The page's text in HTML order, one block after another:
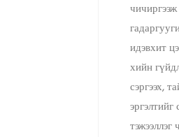
идэвхит
хийн
сэргээх,
эргэлтийг
тэжээллэг